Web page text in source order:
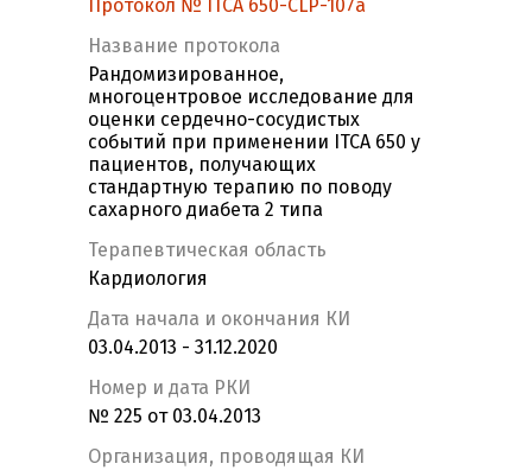
Протокол № ITCA 650-CLP-107а
Название протокола
Рандомизированное,
многоцентровое исследование для
оценки сердечно-сосудистых
событий при применении ITCA 650 у
пациентов, получающих
стандартную терапию по поводу
сахарного диабета 2 типа
Терапевтическая область
Кардиология
Дата начала и окончания КИ
03.04.2013 - 31.12.2020
Номер и дата РКИ
№ 225 от 03.04.2013
Организация, проводящая КИ